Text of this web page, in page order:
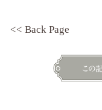
<< Back Page